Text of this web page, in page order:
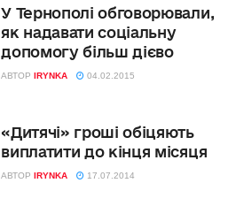
У Тернополі обговорювали,
як надавати соціальну
допомогу більш дієво
АВТОР IRYNKA 04.02.2015
«Дитячі» гроші обіцяють
виплатити до кінця місяця
АВТОР IRYNKA 17.07.2014